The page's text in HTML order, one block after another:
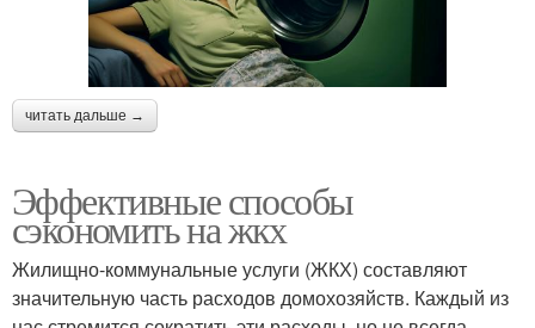
читать дальше →
Эффективные способы
сэкономить на жкх
Жилищно-коммунальные услуги (ЖКХ) составляют
значительную часть расходов домохозяйств. Каждый из